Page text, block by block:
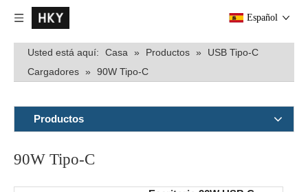
Español
Usted está aquí: Casa » Productos »
USB Tipo-C
Cargadores » 90W Tipo-C
Productos
90W Tipo-C